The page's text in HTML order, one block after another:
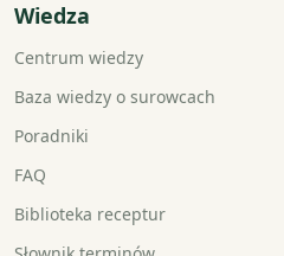
Wiedza
Centrum wiedzy
Baza wiedzy o surowcach
Poradniki
FAQ
Biblioteka receptur